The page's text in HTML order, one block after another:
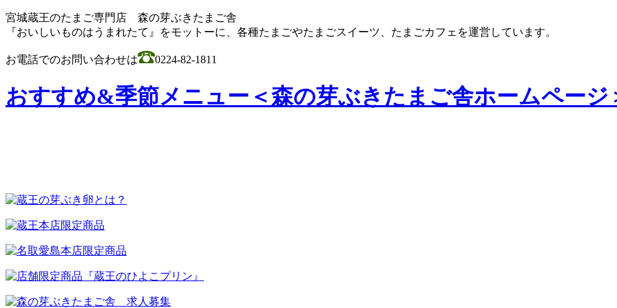
宮城蔵王のたまご専門店 森の芽ぶきたまご舎
『おいしいものはうまれたて』をモットーに、各種たまごやたまごスイーツ、たまごカフェを運営しています。
お電話でのお問い合わせは 0224-82-1811
おすすめ&季節メニュー＜森の芽ぶきたまご舎ホームページ